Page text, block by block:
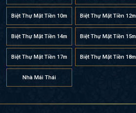
Biệt Thự Mặt Tiền 10m Biệt Thự Mặt Tiền 12m
Biệt Thự Mặt Tiền 14m Biệt Thự Mặt Tiền 15m
Biệt Thự Mặt Tiền 17m Biệt Thự Mặt Tiền 18m
Nhà Mái Thái